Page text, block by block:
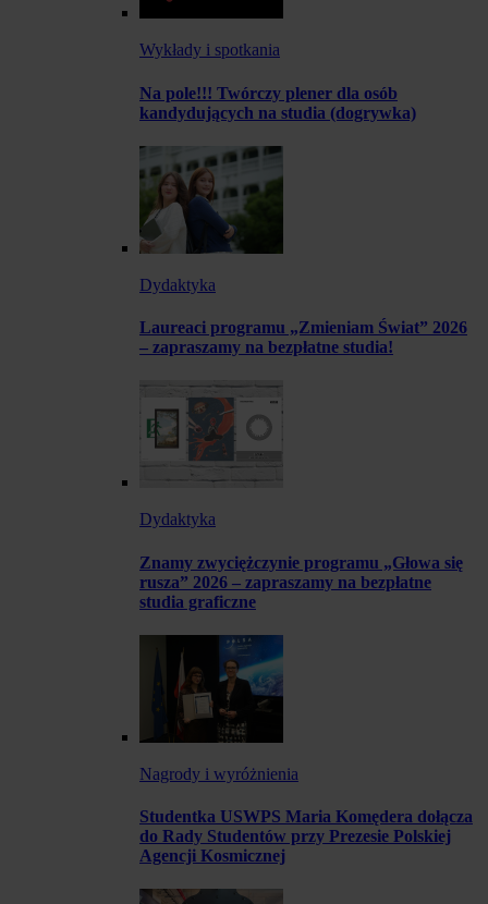
Wykłady i spotkania
Na pole!!! Twórczy plener dla osób
kandydujących na studia (dogrywka)
Dydaktyka
Laureaci programu „Zmieniam Świat” 2026
– zapraszamy na bezpłatne studia!
Dydaktyka
Znamy zwyciężczynie programu „Głowa się
rusza” 2026 – zapraszamy na bezpłatne
studia graficzne
Nagrody i wyróżnienia
Studentka USWPS Maria Komędera dołącza
do Rady Studentów przy Prezesie Polskiej
Agencji Kosmicznej